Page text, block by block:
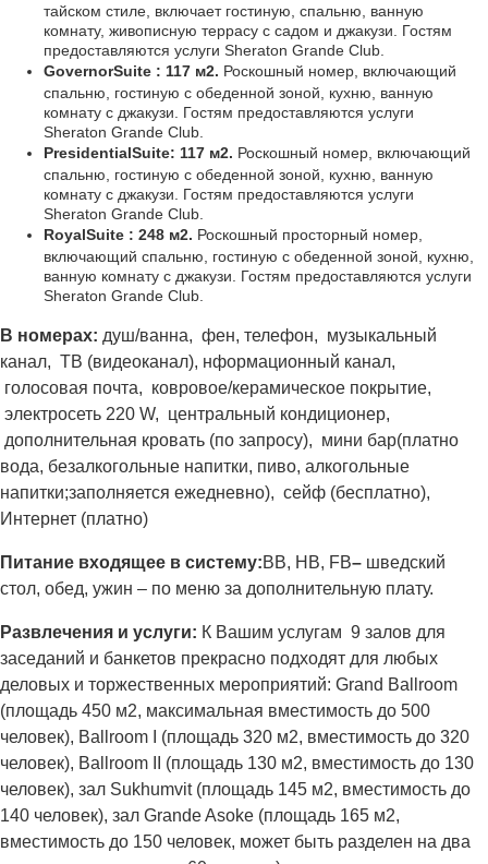
тайском стиле, включает гостиную, спальню, ванную
комнату, живописную террасу с садом и джакузи. Гостям
предоставляются услуги Sheraton Grande Club.
GovernorSuite : 117 м2. Роскошный номер, включающий
спальню, гостиную с обеденной зоной, кухню, ванную
комнату с джакузи. Гостям предоставляются услуги
Sheraton Grande Club.
PresidentialSuite: 117 м2. Роскошный номер, включающий
спальню, гостиную с обеденной зоной, кухню, ванную
комнату с джакузи. Гостям предоставляются услуги
Sheraton Grande Club.
RoyalSuite : 248 м2. Роскошный просторный номер,
включающий спальню, гостиную с обеденной зоной, кухню,
ванную комнату с джакузи. Гостям предоставляются услуги
Sheraton Grande Club.
В номерах: душ/ванна, фен, телефон, музыкальный
канал, ТВ (видеоканал), нформационный канал,
голосовая почта, ковровое/керамическое покрытие,
электросеть 220 W, центральный кондиционер,
дополнительная кровать (по запросу), мини бар(платно
вода, безалкогольные напитки, пиво, алкогольные
напитки;заполняется ежедневно), сейф (бесплатно),
Интернет (платно)
Питание входящее в систему:BB, HB, FB– шведский
стол, обед, ужин – по меню за дополнительную плату.
Развлечения и услуги: К Вашим услугам 9 залов для
заседаний и банкетов прекрасно подходят для любых
деловых и торжественных мероприятий: Grand Ballroom
(площадь 450 м2, максимальная вместимость до 500
человек), Ballroom I (площадь 320 м2, вместимость до 320
человек), Ballroom II (площадь 130 м2, вместимость до 130
человек), зал Sukhumvit (площадь 145 м2, вместимость до
140 человек), зал Grande Asoke (площадь 165 м2,
вместимость до 150 человек, может быть разделен на два